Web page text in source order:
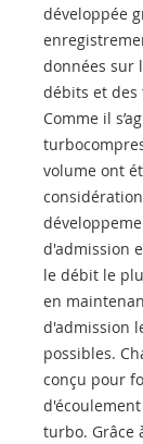
développée
données sur
débits et des
Comme il
volume ont
d'admission
le débit le
en
d'admission
possibles.
conçu pour
turbo. Grâce